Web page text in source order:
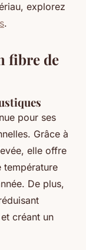
explorez
.
fibre de
pour ses
Grâce à
elle offre
température
De plus,
créant un